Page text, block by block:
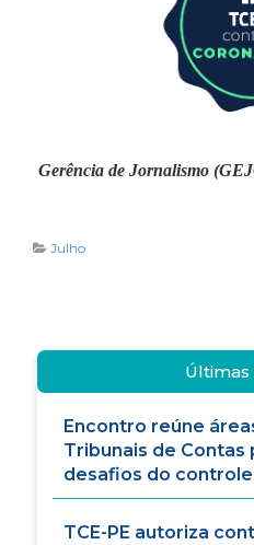
Gerência de Jornalismo
Julho
Últimas
Encontro reúne
Tribunais de Contas
desafios do
TCE-PE autoriza